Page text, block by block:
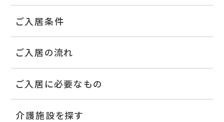
ご入居条件
ご入居の流れ
ご入居に必要なもの
介護施設を探す